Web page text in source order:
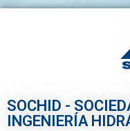
SOCHID -
INGENIERÍA